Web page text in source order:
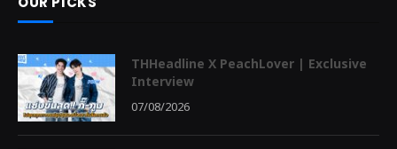
THHeadline X PeachLover | Exclusive
Interview
07/08/2026